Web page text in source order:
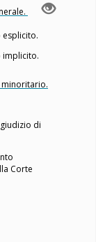
implicito.
minoritario.
di
Corte